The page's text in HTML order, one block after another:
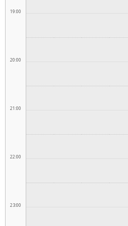
19:00
20:00
21:00
22:00
23:00